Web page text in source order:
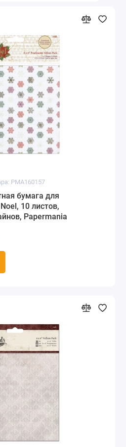
PMA160157
бумага для
10 листов,
Papermania